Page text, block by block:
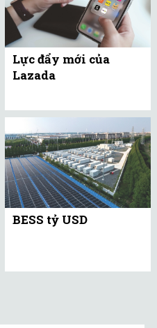
Lực đẩy mới của
Lazada
BESS tỷ USD